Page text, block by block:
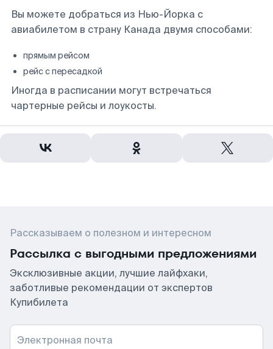
Вы можете добраться из Нью-Йорка с
авиабилетом в страну Канада двумя способами:
прямым рейсом
рейс с пересадкой
Иногда в расписании могут встречаться
чартерные рейсы и лоукосты.
Рассказываем о полезном и интересном
Рассылка с выгодными предложениями
Эксклюзивные акции, лучшие лайфхаки,
заботливые рекомендации от экспертов
Купибилета
Электронная почта